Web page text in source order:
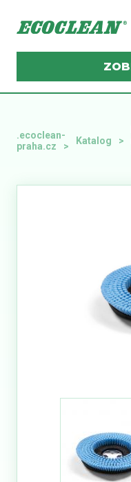
.ecoclean-
praha.cz
Katalog